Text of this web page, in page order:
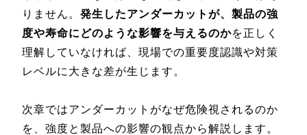
りません。 発生したアンダーカットが、製品の強
度や寿命にどのような影響を与えるのかを正しく
理解していなければ、現場での重要度認識や対策
レベルに大きな差が生じます。
次章ではアンダーカットがなぜ危険視されるのか
を、強度と製品への影響の観点から解説します。